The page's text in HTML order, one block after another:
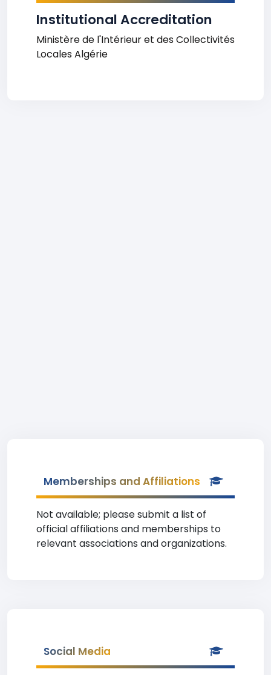
Institutional Accreditation
Ministère de l'Intérieur et des Collectivités
Locales Algérie
Memberships and Affiliations
Not available; please submit a list of
official affiliations and memberships to
relevant associations and organizations.
Social Media